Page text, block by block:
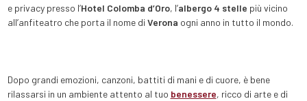
e privacy presso l’Hotel Colomba d’Oro, l’albergo 4 stelle più vicino
all’anfiteatro che porta il nome di Verona ogni anno in tutto il mondo.
Dopo grandi emozioni, canzoni, battiti di mani e di cuore, è bene
rilassarsi in un ambiente attento al tuo benessere, ricco di arte e di